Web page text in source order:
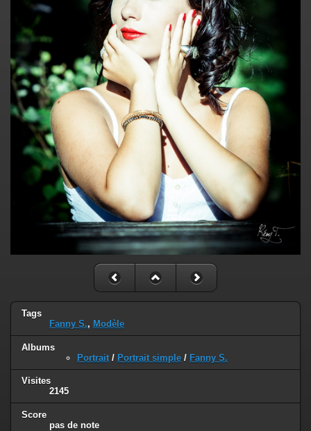
Tags
Fanny S., Modèle
Albums
Portrait / Portrait simple / Fanny S.
Visites
2145
Score
pas de note